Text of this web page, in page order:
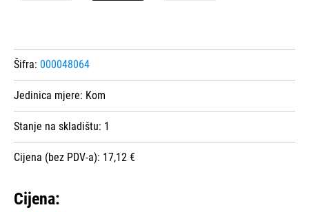
Šifra: 000048064
Jedinica mjere: Kom
Stanje na skladištu: 1
Cijena (bez PDV-a): 17,12 €
Cijena: